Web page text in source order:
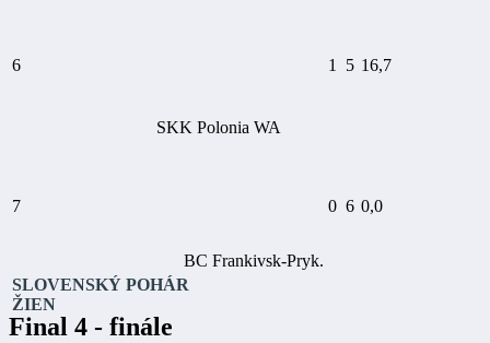
6
SKK Polonia WA
1 5 16,7
7
BC Frankivsk-Pryk.
0 6 0,0
SLOVENSKÝ POHÁR
ŽIEN
Final 4 - finále